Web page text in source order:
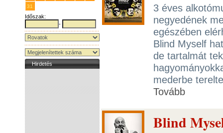
31
Időszak:
-
Hirdetés
3 éves
negyedének
egészében
Blind Myself
de tartalmát
mederbe
Tovább
Blind